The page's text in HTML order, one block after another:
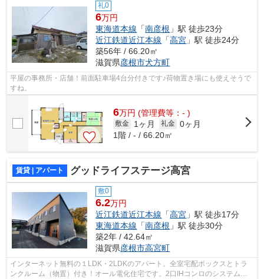
礼0
6万円
東海道本線 「南彦根 」駅 徒歩23分
近江鉄道近江本線 「高宮 」駅 徒歩24分
築56年 / 66.20㎡
滋賀県彦根市犬方町
平屋の事務所・店舗！前面駐車場4台分付きです♪荷物置き場にも使えそうで
すね。
6万円 (管理費等：- )
敷金 1ヶ月 礼金 0ヶ月
1階 / - / 66.20㎡
賃貸 | アパート グッドライフステージ高宮
敷0
6.2万円
近江鉄道近江本線 「高宮 」駅 徒歩17分
東海道本線 「南彦根 」駅 徒歩30分
築2年 / 42.64㎡
滋賀県彦根市高宮町
インターネット無料の１LDK・2LDKのアパート。全室宅配ボックスとトラ
ンクルーム（物置）付き！オール電化住宅です。2口IHコンロのシステムキ